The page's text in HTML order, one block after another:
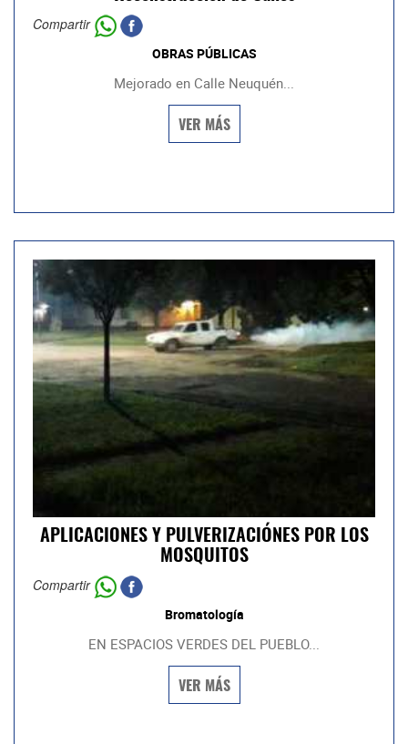
Compartir
OBRAS PÚBLICAS
Mejorado en Calle Neuquén...
VER MÁS
APLICACIONES Y PULVERIZACIÓNES POR LOS
MOSQUITOS
Compartir
Bromatología
EN ESPACIOS VERDES DEL PUEBLO...
VER MÁS